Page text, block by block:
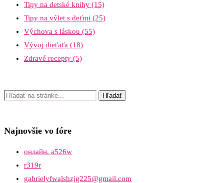
Tipy na detské knihy (15)
Tipy na výlet s deťmi (25)
Výchova s láskou (55)
Vývoj dieťaťa (18)
Zdravé recepty (5)
Najnovšie vo fóre
онлайн. a526w
r319r
gabrielyfwalshzjg225@gmail.com